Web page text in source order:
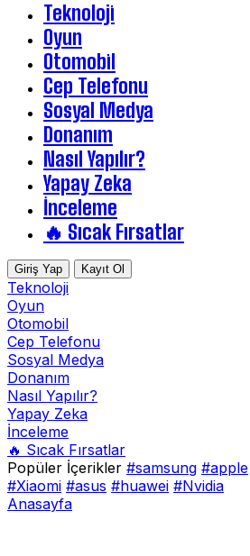
Teknoloji
Oyun
Otomobil
Cep Telefonu
Sosyal Medya
Donanım
Nasıl Yapılır?
Yapay Zeka
İnceleme
🔥 Sıcak Fırsatlar
Giriş Yap Kayıt Ol
Teknoloji
Oyun
Otomobil
Cep Telefonu
Sosyal Medya
Donanım
Nasıl Yapılır?
Yapay Zeka
İnceleme
🔥 Sıcak Fırsatlar
Popüler İçerikler #samsung #apple
#Xiaomi #asus #huawei #Nvidia
Anasayfa